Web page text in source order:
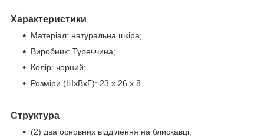
Характеристики
Матеріал: натуральна шкіра;
Виробник: Туреччина;
Колір: чорний;
Розміри (ШхВхГ): 23 х 26 х 8
Структура
(2) два основних відділення на блискавці;